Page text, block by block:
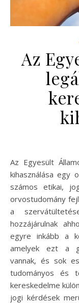
Az
Az Egyesült Államokban a testrészek kereskedelme és
kihasználása egy
számos etikai,
orvostudomány
a
hozzájárulnak
egyre inkább a
amelyek ezt a
vannak, és sok
tudományos és
kereskedelme
jogi kérdések